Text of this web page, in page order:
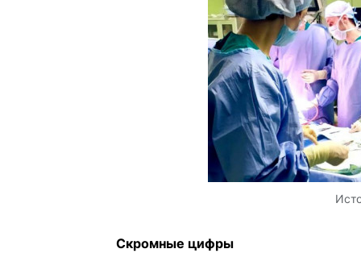
Скромные цифры